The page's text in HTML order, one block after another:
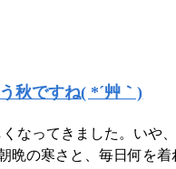
秋ですね( *´艸｀)
なってきました。いや
晩の寒さと、毎日何を着